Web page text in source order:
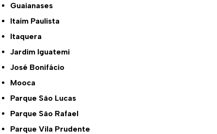
Guaianases
Itaim Paulista
Itaquera
Jardim Iguatemi
José Bonifácio
Mooca
Parque São Lucas
Parque São Rafael
Parque Vila Prudente